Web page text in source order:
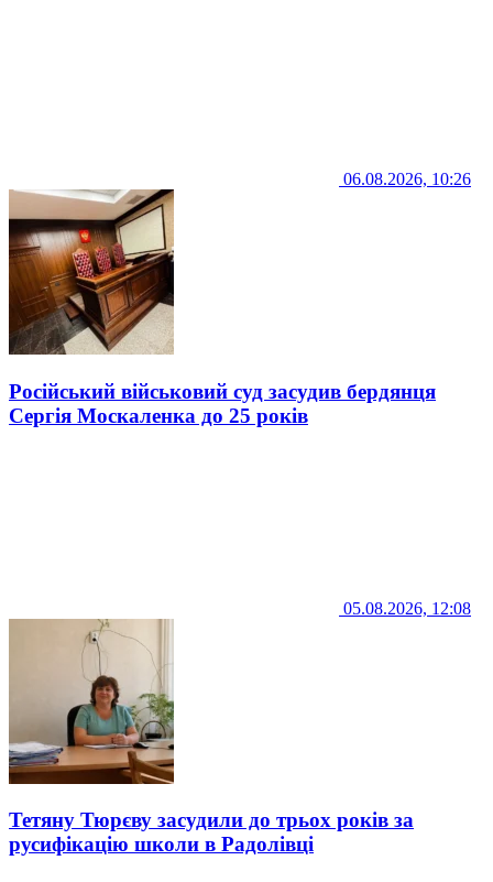
06.08.2026, 10:26
Російський військовий суд засудив бердянця
Сергія Москаленка до 25 років
05.08.2026, 12:08
Тетяну Тюрєву засудили до трьох років за
русифікацію школи в Радолівці